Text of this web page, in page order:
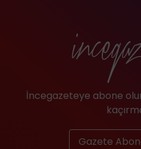
İncegazeteye abone
Gazete